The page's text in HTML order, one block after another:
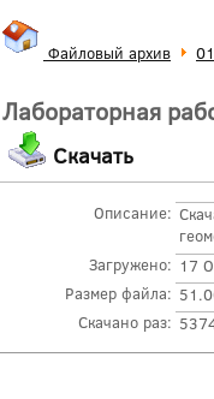
Файловый архив
Лабораторная
Скачать
Описание:
Загружено: 17
Размер файла:
Скачано раз: